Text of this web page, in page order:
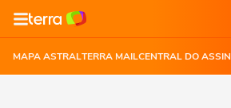
MAPA ASTRALTERRA MAILCENTRAL DO